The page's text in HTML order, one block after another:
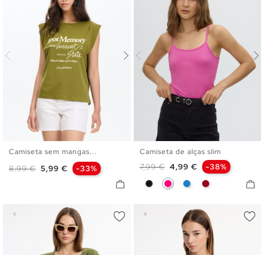
XS S M L
Camiseta sem mangas...
Preço normal
8,99 € Preço
5,99 € -33%
XS S M
Camiseta de alças slim
Preço normal
7,99 € Preço
4,99 € -38%
PretoFúcsiaAzul Eléctrico
Carmim